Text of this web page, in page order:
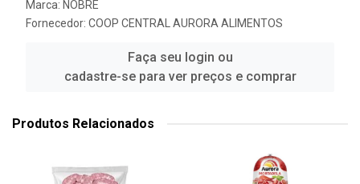
Marca: NOBRE
Fornecedor: COOP CENTRAL AURORA ALIMENTOS
Faça seu login ou
cadastre-se para ver preços e comprar
Produtos Relacionados